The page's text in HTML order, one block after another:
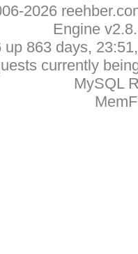
2026
Engine
up 863 days,
currently
MySQL